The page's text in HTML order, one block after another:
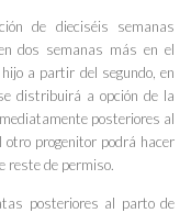
de dieciséis semanas
dos semanas más en el
a partir del segundo, en
distribuirá a opción de la
posteriores al
progenitor podrá hacer
reste de permiso.
posteriores al parto de